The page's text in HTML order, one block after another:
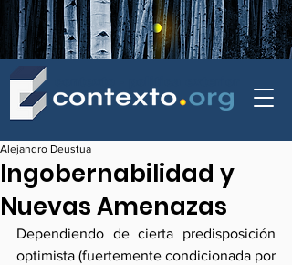
Ingobernabilidad y
Nuevas Amenazas
Alejandro Deustua
Dependiendo de cierta predisposición
optimista (fuertemente condicionada por